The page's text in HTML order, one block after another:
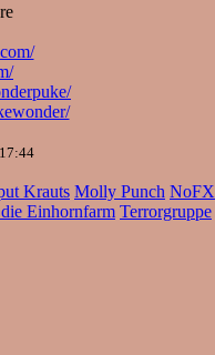
Krauts Molly Punch NoFX
Einhornfarm Terrorgruppe